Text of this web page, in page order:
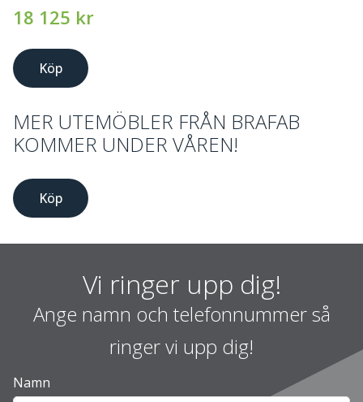
18 125 kr
Köp
MER UTEMÖBLER FRÅN BRAFAB
KOMMER UNDER VÅREN!
Köp
Vi ringer upp dig!
Ange namn och telefonnummer så
ringer vi upp dig!
Namn